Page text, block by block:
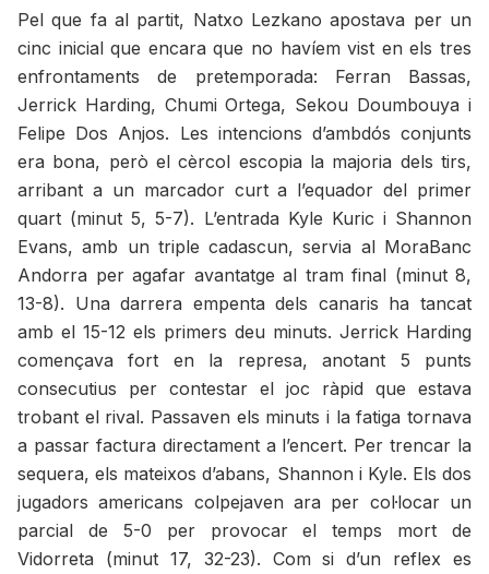
Pel que fa al partit, Natxo Lezkano apostava per un
cinc inicial que encara que no havíem vist en els tres
enfrontaments de pretemporada: Ferran Bassas,
Jerrick Harding, Chumi Ortega, Sekou Doumbouya i
Felipe Dos Anjos. Les intencions d’ambdós conjunts
era bona, però el cèrcol escopia la majoria dels tirs,
arribant a un marcador curt a l’equador del primer
quart (minut 5, 5-7). L’entrada Kyle Kuric i Shannon
Evans, amb un triple cadascun, servia al MoraBanc
Andorra per agafar avantatge al tram final (minut 8,
13-8). Una darrera empenta dels canaris ha tancat
amb el 15-12 els primers deu minuts. Jerrick Harding
començava fort en la represa, anotant 5 punts
consecutius per contestar el joc ràpid que estava
trobant el rival. Passaven els minuts i la fatiga tornava
a passar factura directament a l’encert. Per trencar la
sequera, els mateixos d’abans, Shannon i Kyle. Els dos
jugadors americans colpejaven ara per col·locar un
parcial de 5-0 per provocar el temps mort de
Vidorreta (minut 17, 32-23). Com si d’un reflex es